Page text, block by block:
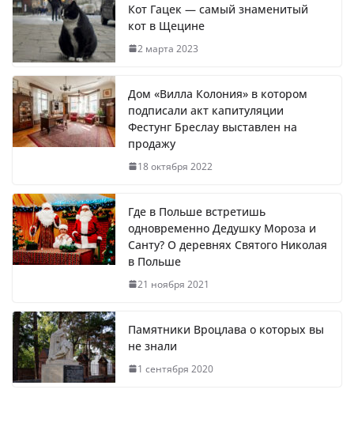
Кот Гацек — самый знаменитый
кот в Щецине
2 марта 2023
Дом «Вилла Колония» в котором
подписали акт капитуляции
Фестунг Бреслау выставлен на
продажу
18 октября 2022
Где в Польше встретишь
одновременно Дедушку Мороза и
Санту? О деревнях Святого Николая
в Польше
21 ноября 2021
Памятники Вроцлава о которых вы
не знали
1 сентября 2020